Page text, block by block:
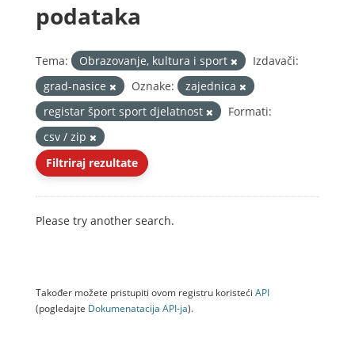
podataka
Tema: Obrazovanje, kultura i sport
Izdavači:
grad-nasice
Oznake:
zajednica
registar šport sport djelatnost
Formati:
csv / zip
Filtriraj rezultate
Please try another search.
Također možete pristupiti ovom registru koristeći API
(pogledajte Dokumenаtаcijа API-jа).